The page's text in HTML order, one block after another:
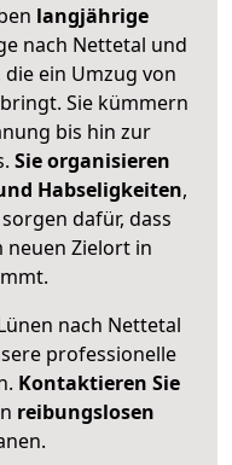
langjährige
nach Nettetal und
ein Umzug von
Sie kümmern
bis hin zur
Sie organisieren
Habseligkeiten,
dafür, dass
neuen Zielort in
nach Nettetal
professionelle
Kontaktieren Sie
reibungslosen